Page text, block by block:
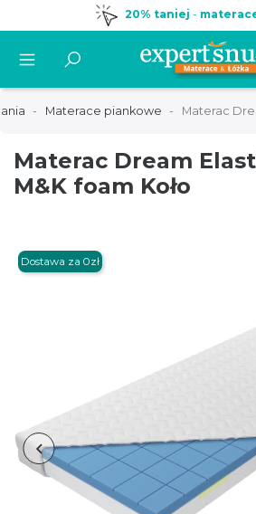
20% taniej -
Materace piankowe Materac
Materac Dream
M&K foam Koło
Dostawa za 0zł